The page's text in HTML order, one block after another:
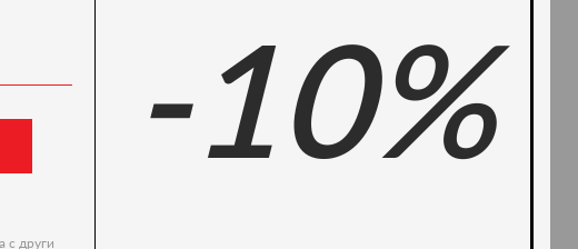
e-mail address for exclusive offers and news
с други
-10%